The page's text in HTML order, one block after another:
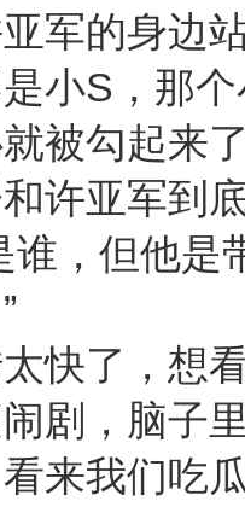
军的身边
小S，那
被勾起来
许亚军到
谁，但他
快了，想
剧，脑子
来我们吃